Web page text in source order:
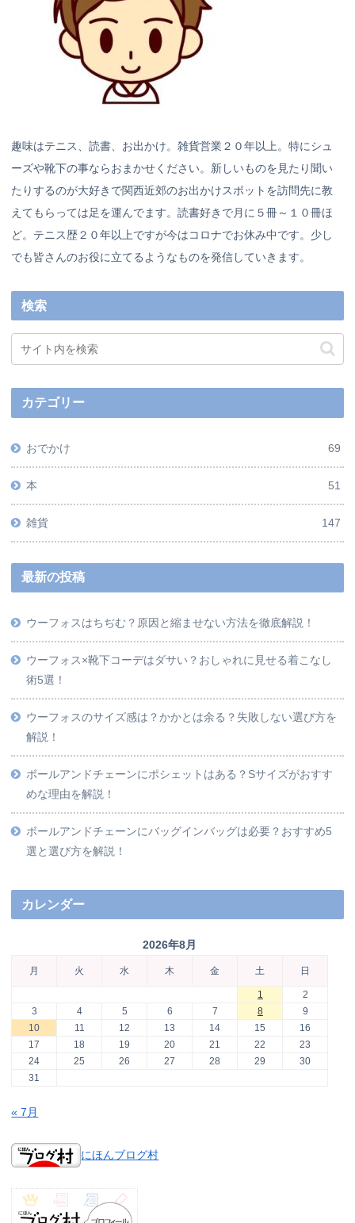
趣味はテニス、読書、お出かけ。雑貨営業２０年以上。特にシュ
ーズや靴下の事ならおまかせください。新しいものを見たり聞い
たりするのが大好きで関西近郊のお出かけスポットを訪問先に教
えてもらっては足を運んでます。読書好きで月に５冊～１０冊ほ
ど。テニス歴２０年以上ですが今はコロナでお休み中です。少し
でも皆さんのお役に立てるようなものを発信していきます。
検索
カテゴリー
おでかけ 69
本 51
雑貨 147
最新の投稿
ウーフォスはちぢむ？原因と縮ませない方法を徹底解説！
ウーフォス×靴下コーデはダサい？おしゃれに見せる着こなし
術5選！
ウーフォスのサイズ感は？かかとは余る？失敗しない選び方を
解説！
ボールアンドチェーンにポシェットはある？Sサイズがおすす
めな理由を解説！
ボールアンドチェーンにバッグインバッグは必要？おすすめ5
選と選び方を解説！
カレンダー
2026年8月
月 火 水 木 金 土 日
1
2
3
4 5 6 7 8
9
10
11 12 13 14 15
16
17
18 19 20 21 22
23
24
25 26 27 28 29
30
31
« 7月
にほんブログ村